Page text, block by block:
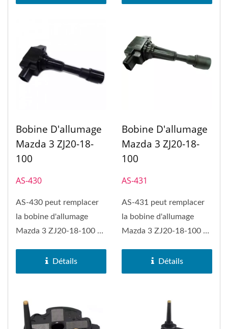
Bobine D'allumage
Mazda 3 ZJ20-18-
100
AS-430
AS-430 peut remplacer
la bobine d'allumage
Mazda 3 ZJ20-18-100 et
Détails
Bobine D'allumage
Mazda 3 ZJ20-18-
100
AS-431
AS-431 peut remplacer
la bobine d'allumage
Mazda 3 ZJ20-18-100 et
Détails